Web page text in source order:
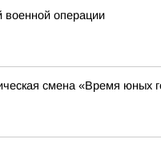
военной операции
смена «Время